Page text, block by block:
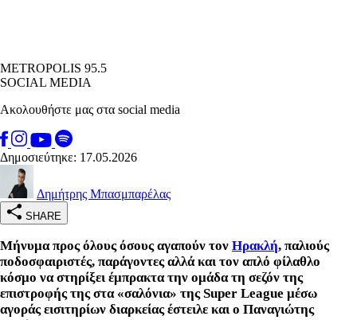
METROPOLIS 95.5
SOCIAL MEDIA
Ακολουθήστε μας στα social media
Δημοσιεύτηκε: 17.05.2026
Δημήτρης Μπασμπαρέλας
SHARE
Μήνυμα προς όλους όσους αγαπούν τον Ηρακλή, παλιούς
ποδοσφαιριστές, παράγοντες αλλά και τον απλό φίλαθλο
κόσμο να στηρίξει έμπρακτα την ομάδα τη σεζόν της
επιστροφής της στα «σαλόνια» της Super League μέσω
αγοράς εισιτηρίων διαρκείας έστειλε και ο Παναγιώτης